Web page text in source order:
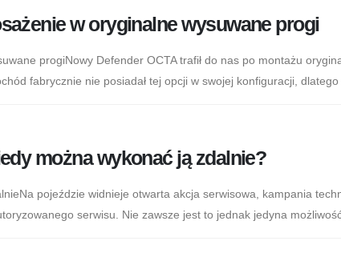
w oryginalne wysuwane progi
progiNowy Defender OCTA trafił do nas po montażu
fabrycznie nie posiadał tej opcji w swojej konfiguracji, dlatego
można wykonać ją zdalnie?
pojeździe widnieje otwarta akcja serwisowa, kampania
serwisu. Nie zawsze jest to jednak jedyna